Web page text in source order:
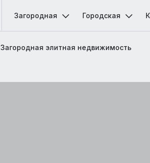
Загородная Городская
Загородная элитная недвижимость